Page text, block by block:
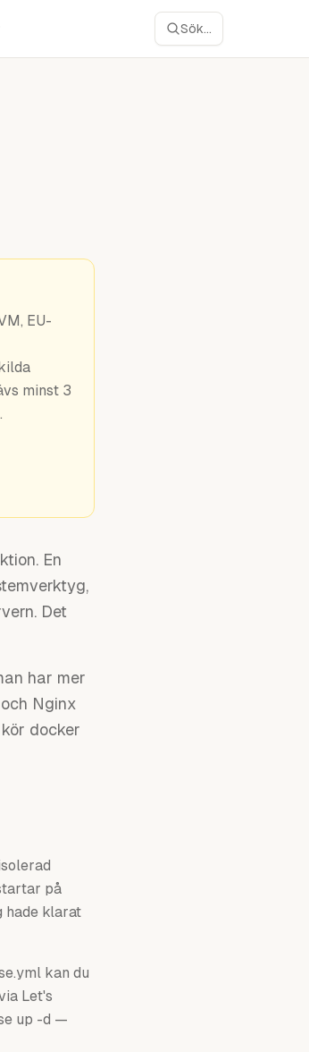
Sök...
EU-
minst 3
En
Det
har mer
Nginx
docker
på
hade klarat
kan du
Let's
up -d —